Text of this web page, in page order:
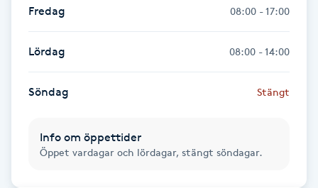
Klippning ungdom
Koppningsmassage
Kosmetisk tatuering
Fredag 08:00 - 17:00
Lördag 08:00 - 14:00
Söndag Stängt
Info om öppettider
Öppet vardagar och lördagar, stängt söndagar.